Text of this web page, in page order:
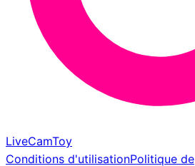
LiveCamToy
Conditions d'utilisationPolitique de